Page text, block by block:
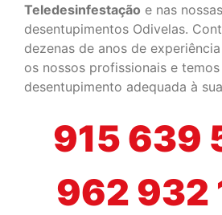
Teledesinfestação e nas
desentupimentos Odivelas.
dezenas de anos de
os nossos profissionais e
desentupimento adequada à
915 639
962 932